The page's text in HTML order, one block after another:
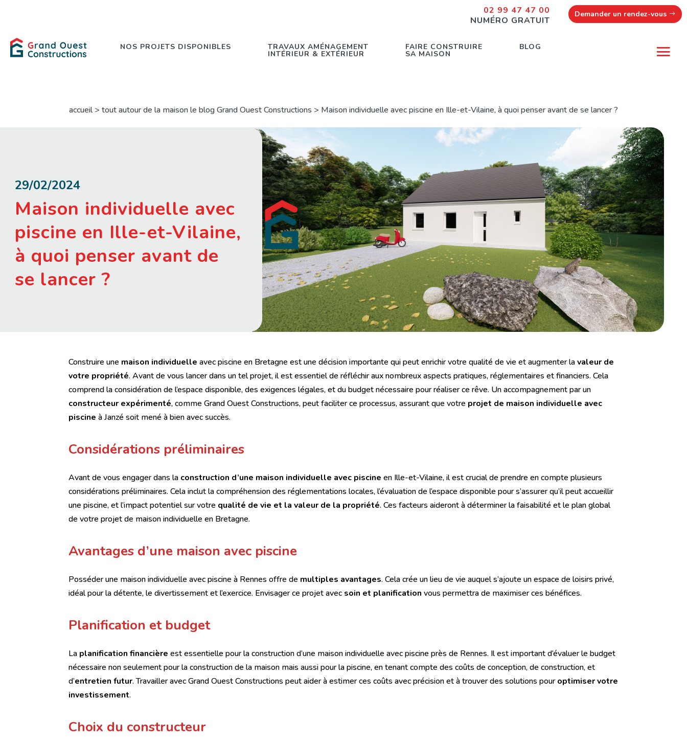
02 99 47 47 00
NUMÉRO GRATUIT
Demander un rendez-vous
NOS PROJETS DISPONIBLES TRAVAUX AMÉNAGEMENT
INTÉRIEUR & EXTÉRIEUR
FAIRE CONSTRUIRE
SA MAISON
BLOG
accueil > tout autour de la maison le blog Grand Ouest Constructions > Maison individuelle avec piscine en Ille-et-Vilaine, à quoi penser avant de se lancer ?
29/02/2024
Maison individuelle avec
piscine en Ille-et-Vilaine,
à quoi penser avant de
se lancer ?
Construire une maison individuelle avec piscine en Bretagne est une décision importante qui peut enrichir votre qualité de vie et augmenter lavaleur de
votre propriété. Avant de vous lancer dans un tel projet, il est essentiel de réfléchir aux nombreux aspects pratiques, réglementaires et financiers. Cela
comprend la considération de l’espace disponible, des exigences légales, et du budget nécessaire pour réaliser ce rêve. Un accompagnement par un
constructeur expérimenté, comme Grand Ouest Constructions, peut faciliter ce processus, assurant que votre projet de maison individuelle avec
piscine à Janzé soit mené à bien avec succès.
Considérations préliminaires
Avant de vous engager dans la construction d’une maison individuelle avec piscine en Ille-et-Vilaine, il est crucial de prendre en compte plusieurs
considérations préliminaires. Cela inclut la compréhension des réglementations locales, l’évaluation de l’espace disponible pour s’assurer qu’il peut accueillir
une piscine, et l’impact potentiel sur votre qualité de vie et la valeur de la propriété. Ces facteurs aideront à déterminer la faisabilité et le plan global
de votre projet de maison individuelle en Bretagne.
Avantages d’une maison avec piscine
Posséder une maison individuelle avec piscine à Rennes offre de multiples avantages. Cela crée un lieu de vie auquel s’ajoute un espace de loisirs privé,
idéal pour la détente, le divertissement et l’exercice. Envisager ce projet avec soin et planification vous permettra de maximiser ces bénéfices.
Planification et budget
La planification financière est essentielle pour la construction d’une maison individuelle avec piscine près de Rennes. Il est important d’évaluer le budget
nécessaire non seulement pour la construction de la maison mais aussi pour la piscine, en tenant compte des coûts de conception, de construction, et
d’entretien futur. Travailler avec Grand Ouest Constructions peut aider à estimer ces coûts avec précision et à trouver des solutions pouroptimiser votre
investissement.
Choix du constructeur